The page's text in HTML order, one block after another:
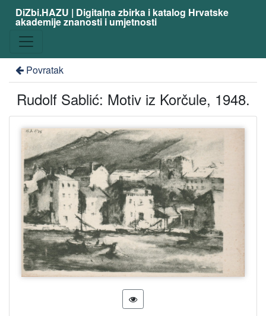
DiZbi.HAZU | Digitalna zbirka i katalog Hrvatske
akademije znanosti i umjetnosti
Povratak
Rudolf Sablić: Motiv iz Korčule, 1948.